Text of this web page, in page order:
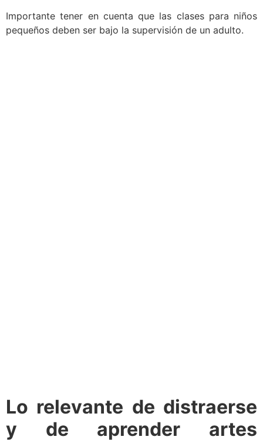
Importante tener en cuenta que las clases para niños
pequeños deben ser bajo la supervisión de un adulto.
Lo relevante de distraerse
y de aprender artes